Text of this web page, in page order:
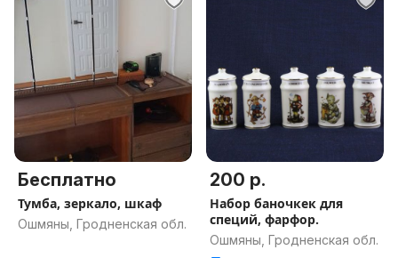
Бесплатно
Тумба, зеркало, шкаф
Ошмяны, Гродненская обл.
200 р.
Набор баночкек для
специй, фарфор.
Ошмяны, Гродненская обл.